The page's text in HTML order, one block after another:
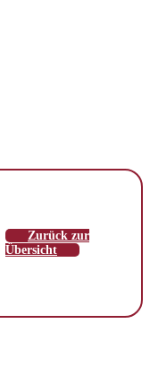
Zurück zur
Übersicht